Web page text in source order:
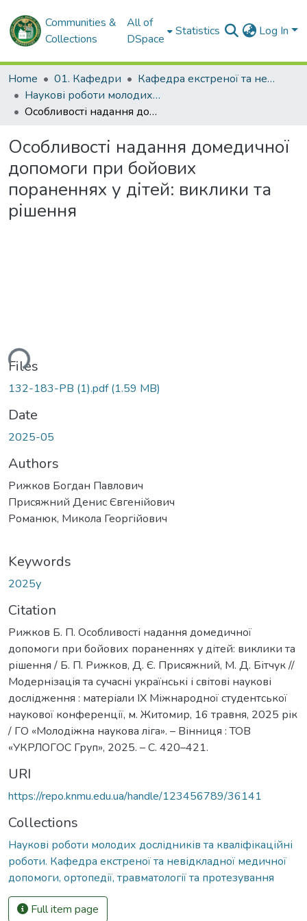
Communities &
Collections
All of
DSpace
Statistics Log In
Home 01. Кафедри
Кафедра екстреної та невідкладної медичної допомоги, ортопедії, травматології та протезування
Наукові роботи молодих дослідників та кваліфікаційні роботи. Кафедра екстреної та невідкладної медичної допомоги, ортопедії, травматології та протезування
Особливості надання домедичної допомоги при бойових пораненнях у дітей: виклики та рішення
Особливості надання домедичної
допомоги при бойових
пораненнях у дітей: виклики та
рішення
Files
132-183-PB (1).pdf(1.59 MB)
Date
2025-05
Authors
Рижков Богдан Павлович
Присяжний Денис Євгенійович
Романюк, Микола Георгійович
Keywords
2025у
Citation
Рижков Б. П. Особливості надання домедичної
допомоги при бойових пораненнях у дітей: виклики та
рішення / Б. П. Рижков, Д. Є. Присяжний, М. Д. Бітчук //
Модернізація та сучасні українські і світові наукові
дослідження : матеріали IX Міжнародної студентської
наукової конференції, м. Житомир, 16 травня, 2025 рік
/ ГО «Молодіжна наукова ліга». – Вінниця : ТОВ
«УКРЛОГОС Груп», 2025. – С. 420–421.
URI
https://repo.knmu.edu.ua/handle/123456789/36141
Collections
Наукові роботи молодих дослідників та кваліфікаційні
роботи. Кафедра екстреної та невідкладної медичної
допомоги, ортопедії, травматології та протезування
Full item page